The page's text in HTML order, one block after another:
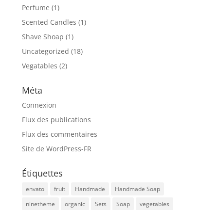
Perfume (1)
Scented Candles (1)
Shave Shoap (1)
Uncategorized (18)
Vegatables (2)
Méta
Connexion
Flux des publications
Flux des commentaires
Site de WordPress-FR
Étiquettes
envato fruit Handmade
Handmade Soap
ninetheme
organic Sets Soap vegetables